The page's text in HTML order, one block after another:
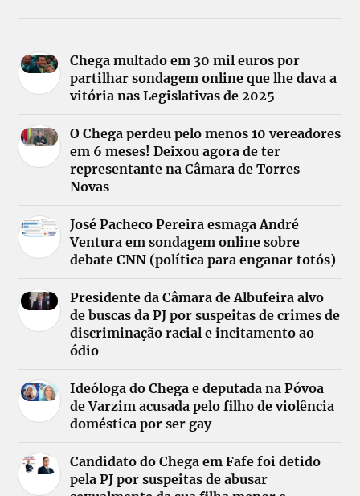
Chega multado em 30 mil euros por
partilhar sondagem online que lhe dava a
vitória nas Legislativas de 2025
O Chega perdeu pelo menos 10 vereadores
em 6 meses! Deixou agora de ter
representante na Câmara de Torres
Novas
José Pacheco Pereira esmaga André
Ventura em sondagem online sobre
debate CNN (política para enganar totós)
Presidente da Câmara de Albufeira alvo
de buscas da PJ por suspeitas de crimes de
discriminação racial e incitamento ao
ódio
Ideóloga do Chega e deputada na Póvoa
de Varzim acusada pelo filho de violência
doméstica por ser gay
Candidato do Chega em Fafe foi detido
pela PJ por suspeitas de abusar